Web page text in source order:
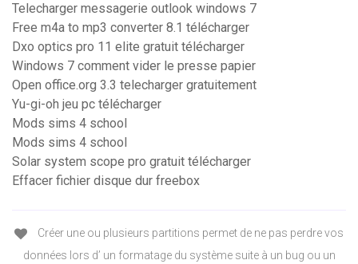
Telecharger messagerie outlook windows 7
Free m4a to mp3 converter 8.1 télécharger
Dxo optics pro 11 elite gratuit télécharger
Windows 7 comment vider le presse papier
Open office.org 3.3 telecharger gratuitement
Yu-gi-oh jeu pc télécharger
Mods sims 4 school
Mods sims 4 school
Solar system scope pro gratuit télécharger
Effacer fichier disque dur freebox
Créer une ou plusieurs partitions permet de ne pas perdre vos
données lors d’ un formatage du système suite à un bug ou un